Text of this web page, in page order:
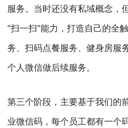
服务。当时还没有私域概念，
“扫一扫”能力，打造自己的全
务、扫码点餐服务、健身房服
个人微信做后续服务。
第三个阶段，主要基于我们的
业微信码，每个员工都有一个